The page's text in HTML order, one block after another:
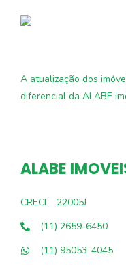
A atualização dos
diferencial da ALABE
ALABE
CRECI
22005J
(11) 2659-6450
(11) 95053-4045